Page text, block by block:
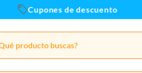
Cupones de descuento